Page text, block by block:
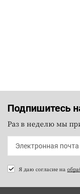
Подпишитесь
Раз в неделю мы
Я даю согласие на